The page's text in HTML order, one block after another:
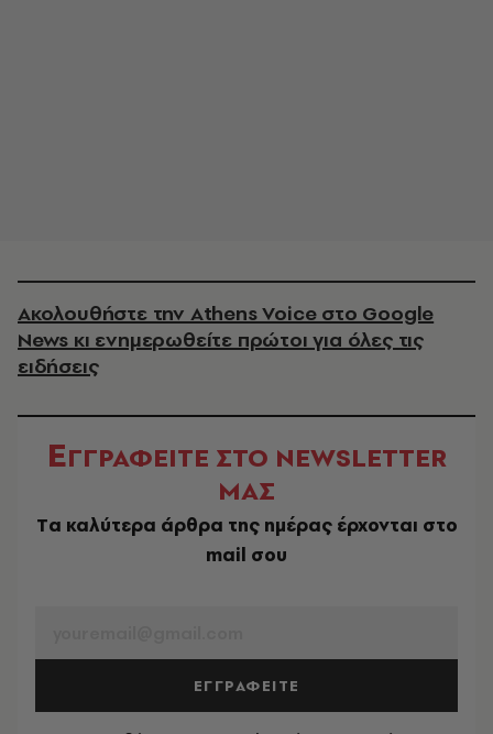
Ακολουθήστε την Athens Voice στο Google
News κι ενημερωθείτε πρώτοι για όλες τις
ειδήσεις
ΕΓΓΡΑΦΕΙΤΕ ΣΤΟ NEWSLETTER
ΜΑΣ
Tα καλύτερα άρθρα της ημέρας έρχονται στο
mail σου
ΕΓΓΡΑΦΕΙΤΕ